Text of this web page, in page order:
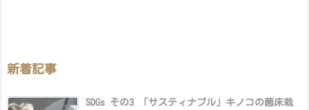
新着記事
SDGs その3 「サスティナブル」キノコの菌床栽